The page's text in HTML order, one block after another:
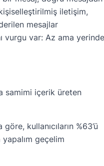
iletişim,
mesajlar
vurgu var: Az ama yerinde
samimi içerik üreten
kullanıcıların %63’ü
geçelim